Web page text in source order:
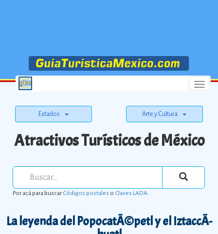
Menu
Estados Arte y Cultura
Atractivos Turísticos de México
Por acá para buscarCódigos postales o Claves LADA.
La leyenda del PopocatÃ©petl y el IztaccÃ­